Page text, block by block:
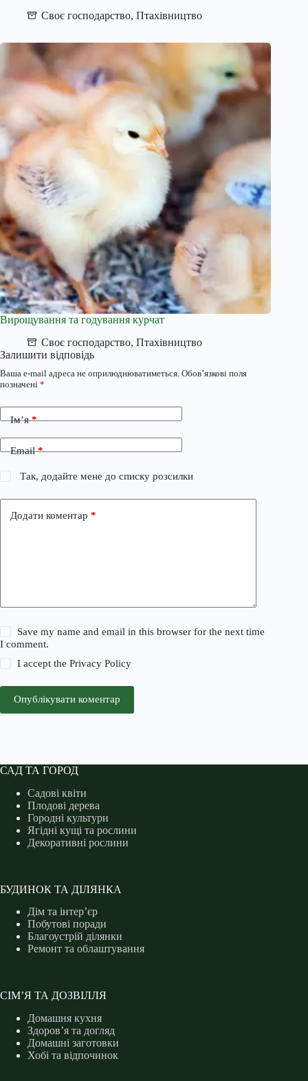
Своє господарство, Птахівництво
Вирощування та годування курчат
Своє господарство, Птахівництво
Залишити відповідь
Ваша e-mail адреса не оприлюднюватиметься. Обов’язкові поля
позначені *
Ім’я*
Email*
Так, додайте мене до списку розсилки
Додати коментар *
Save my name and email in this browser for the next time
I comment.
I accept thePrivacy Policy
Опублікувати коментар
САД ТА ГОРОД
Садові квіти
Плодові дерева
Городні культури
Ягідні кущі та рослини
Декоративні рослини
БУДИНОК ТА ДІЛЯНКА
Дім та інтер’єр
Побутові поради
Благоустрій ділянки
Ремонт та облаштування
СІМ’Я ТА ДОЗВІЛЛЯ
Домашня кухня
Здоров’я та догляд
Домашні заготовки
Хобі та відпочинок